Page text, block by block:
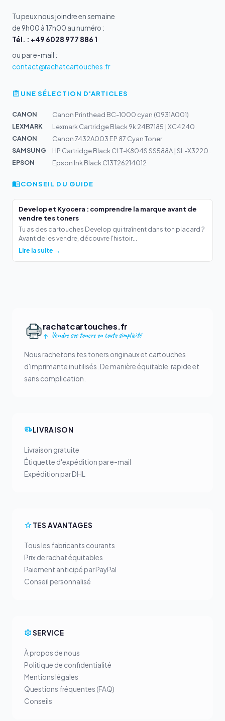
Tu peux nous joindre en semaine
de 9h00 à 17h00 au numéro :
Tél. : +49 6028 977 886 1
ou par e-mail :
contact@rachatcartouches.fr
UNE SÉLECTION D'ARTICLES
CANON
Canon Printhead BC-1000 cyan (0931A001)
LEXMARK
Lexmark Cartridge Black 9k 24B7185 | XC4240
CANON
Canon 7432A003 EP 87 Cyan Toner
SAMSUNG
EPSON
Epson Ink Black C13T26214012
CONSEIL DU GUIDE
Develop et Kyocera : comprendre la marque avant de
vendre tes toners
Tu as des cartouches Develop qui traînent dans ton placard ?
Avant de les vendre, découvre l'histoir...
Lire la suite →
rachatcartouches.fr
Vendre ses toners en toute simplicité
Nous rachetons tes toners originaux et cartouches
d'imprimante inutilisés. De manière équitable, rapide et
sans complication.
LIVRAISON
Livraison gratuite
Étiquette d'expédition par e-mail
Expédition par DHL
TES AVANTAGES
Tous les fabricants courants
Prix de rachat équitables
Paiement anticipé par PayPal
Conseil personnalisé
SERVICE
À propos de nous
Politique de confidentialité
Mentions légales
Questions fréquentes (FAQ)
Conseils